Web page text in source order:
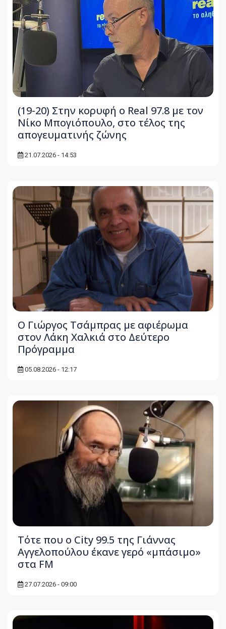
(19-20) Στην κορυφή ο Real 97.8 με τον
Νίκο Μπογιόπουλο, στο τέλος της
απογευματινής ζώνης
21.07.2026 - 14:53
O Γιώργος Τσάμπρας με αφιέρωμα
στον Λάκη Χαλκιά στο Δεύτερο
Πρόγραμμα
05.08.2026 - 12:17
Τότε που ο City 99.5 της Γιάννας
Αγγελοπούλου έκανε γερό «μπάσιμο»
στα FM
27.07.2026 - 09:00